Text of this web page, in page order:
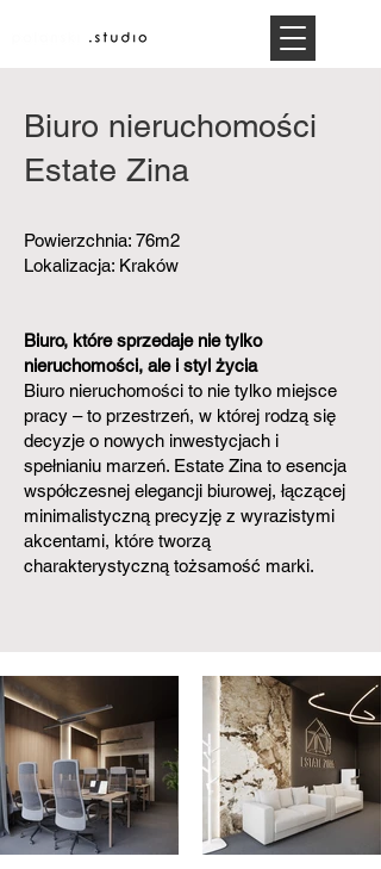
Biuro nieruchomości
Estate Zina
Powierzchnia: 76m2
Lokalizacja: Kraków
Biuro, które sprzedaje nie tylko
nieruchomości, ale i styl życia
Biuro nieruchomości to nie tylko miejsce
pracy – to przestrzeń, w której rodzą się
decyzje o nowych inwestycjach i
spełnianiu marzeń. Estate Zina to esencja
współczesnej elegancji biurowej, łączącej
minimalistyczną precyzję z wyrazistymi
akcentami, które tworzą
charakterystyczną tożsamość marki.